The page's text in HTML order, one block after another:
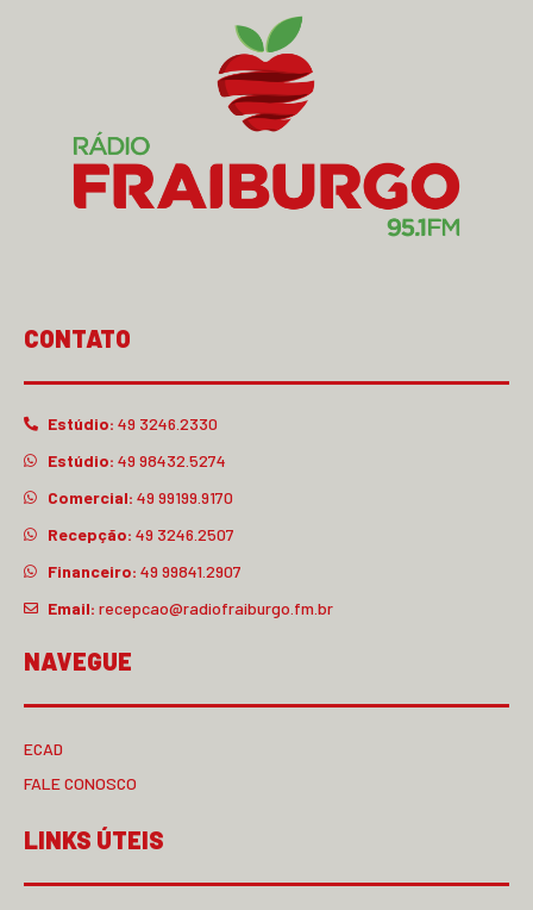
CONTATO
Estúdio: 49 3246.2330
Estúdio: 49 98432.5274
Comercial: 49 99199.9170
Recepção: 49 3246.2507
Financeiro: 49 99841.2907
Email: recepcao@radiofraiburgo.fm.br
NAVEGUE
ECAD
FALE CONOSCO
LINKS ÚTEIS